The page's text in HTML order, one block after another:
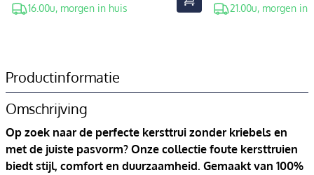
16.00u, morgen in huis 21.00u, morgen in
Productinformatie
Omschrijving
Op zoek naar de perfecte kersttrui zonder kriebels en
met de juiste pasvorm? Onze collectie foute kersttruien
biedt stijl, comfort en duurzaamheid. Gemaakt van 100%